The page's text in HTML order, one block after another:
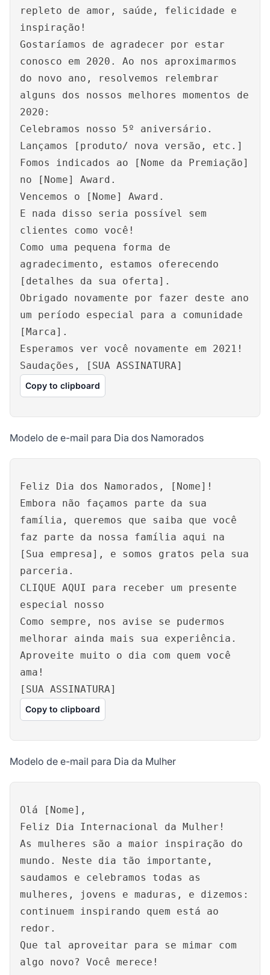
repleto de amor, saúde, felicidade e
inspiração!
Gostaríamos de agradecer por estar
conosco em 2020. Ao nos aproximarmos
do novo ano, resolvemos relembrar
alguns dos nossos melhores momentos de
2020:
Celebramos nosso 5º aniversário.
Lançamos [produto/ nova versão, etc.]
Fomos indicados ao [Nome da Premiação]
no [Nome] Award.
Vencemos o [Nome] Award.
E nada disso seria possível sem
clientes como você!
Como uma pequena forma de
agradecimento, estamos oferecendo
[detalhes da sua oferta].
Obrigado novamente por fazer deste ano
um período especial para a comunidade
[Marca].
Esperamos ver você novamente em 2021!
Saudações, [SUA ASSINATURA]
Copy to clipboard
Modelo de e-mail para Dia dos Namorados
Feliz Dia dos Namorados, [Nome]!
Embora não façamos parte da sua
família, queremos que saiba que você
faz parte da nossa família aqui na
[Sua empresa], e somos gratos pela sua
parceria.
CLIQUE AQUI para receber um presente
especial nosso
Como sempre, nos avise se pudermos
melhorar ainda mais sua experiência.
Aproveite muito o dia com quem você
ama!
[SUA ASSINATURA]
Copy to clipboard
Modelo de e-mail para Dia da Mulher
Olá [Nome],
Feliz Dia Internacional da Mulher!
As mulheres são a maior inspiração do
mundo. Neste dia tão importante,
saudamos e celebramos todas as
mulheres, jovens e maduras, e dizemos:
continuem inspirando quem está ao
redor.
Que tal aproveitar para se mimar com
algo novo? Você merece!